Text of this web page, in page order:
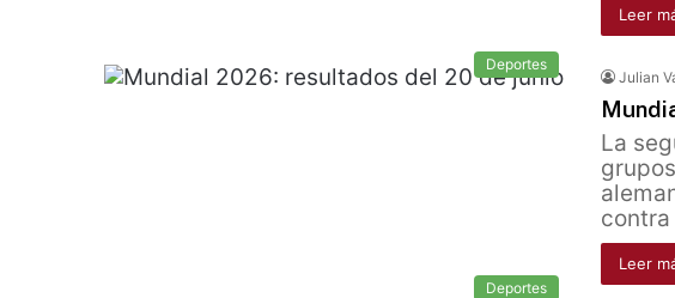
Leer
Deportes
Julian
La
Leer
Deportes